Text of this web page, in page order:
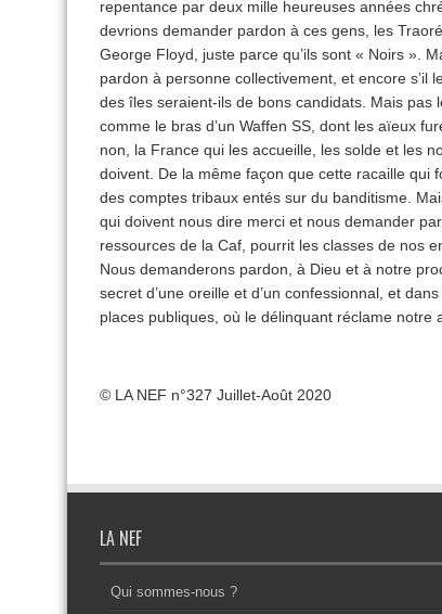
repentance par deux mille heureuses années
devrions demander pardon à ces gens, les
George Floyd, juste parce qu’ils sont « Noirs ».
pardon à personne collectivement, et encore s’il
des îles seraient-ils de bons candidats. Mais pas
comme le bras d’un Waffen SS, dont les aïeux
non, la France qui les accueille, les solde et les
doivent. De la même façon que cette racaille qui
des comptes tribaux entés sur du banditisme.
qui doivent nous dire merci et nous demander
ressources de la Caf, pourrit les classes de nos
Nous demanderons pardon, à Dieu et à notre
secret d’une oreille et d’un confessionnal, et
places publiques, où le délinquant réclame notre
© LA NEF n°327 Juillet-Août 2020
LA NEF
Qui sommes-nous ?